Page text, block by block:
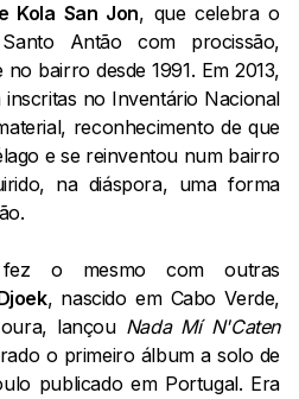
Kola San Jon, que celebra o
Antão com procissão,
bairro desde 1991. Em 2013,
no Inventário Nacional
reconhecimento de que
e se reinventou num bairro
na diáspora, uma forma
o mesmo com outras
, nascido em Cabo Verde,
lançou Nada Mí N'Caten
o primeiro álbum a solo de
publicado em Portugal. Era